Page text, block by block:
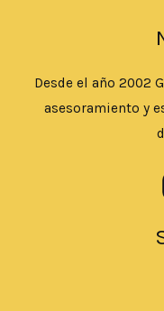
Desde el año 2002
asesoramiento y